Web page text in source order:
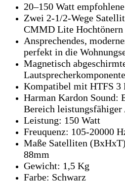
20–150 Watt
Zwei 2-1/2-Wege
CMMD Lite Hochtönern
Ansprechendes,
perfekt in die
Magnetisch
Kompatibel mit HTFS 3
Harman Kardon Sound:
Bereich
Leistung: 150 Watt
Freuquenz: 105-20000
Maße Satelliten
88mm
Gewicht: 1,5 Kg
Farbe: Schwarz